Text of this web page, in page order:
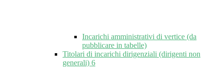
Incarichi amministrativi di vertice (da
pubblicare in tabelle)
Titolari di incarichi dirigenziali (dirigenti non
generali) 6